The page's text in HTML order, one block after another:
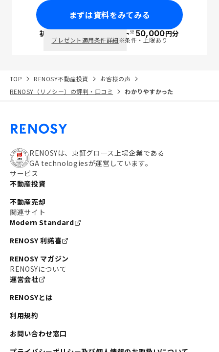
まずは資料をみてみる
初回面談で ポイント※50,000円分
プレゼント適用条件詳細※条件・上限あり
TOP RENOSY不動産投資
お客様の声
RENOSY（リノシー）の評判・口コミ
わかりやすかった
RENOSYは、東証グロース上場企業である
GA technologiesが運営しています。
サービス
不動産投資
不動産売却
関連サイト
Modern Standard
RENOSY 利諾喜
RENOSY マガジン
RENOSYについて
運営会社
RENOSYとは
利用規約
お問い合わせ窓口